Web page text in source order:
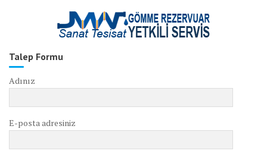
Talep Formu
Adınız
E-posta adresiniz